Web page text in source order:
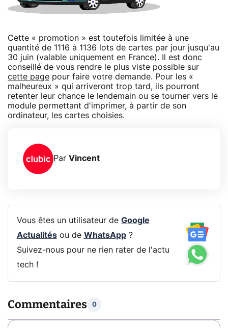
Cette « promotion » est toutefois limitée à une
quantité de 1116 à 1136 lots de cartes par jour jusqu'au
30 juin (valable uniquement en France). Il est donc
conseillé de vous rendre le plus viste possible sur
cette page pour faire votre demande. Pour les «
malheureux » qui arriveront trop tard, ils pourront
retenter leur chance le lendemain ou se tourner vers le
module permettant d'imprimer, à partir de son
ordinateur, les cartes choisies.
Par Vincent
Vous êtes un utilisateur de Google
Actualitésou de WhatsApp?
Suivez-nous pour ne rien rater de l'actu
tech !
Commentaires 0